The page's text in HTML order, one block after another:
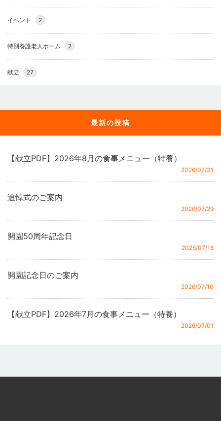
イベント 2
特別養護老人ホーム 2
献立 27
最新の投稿
【献立PDF】2026年8月の食事メニュー（特養）
2026/07/31
追悼式のご案内
2026/07/29
開園50周年記念日
2026/07/18
開園記念日のご案内
2026/07/10
【献立PDF】2026年7月の食事メニュー（特養）
2026/07/01